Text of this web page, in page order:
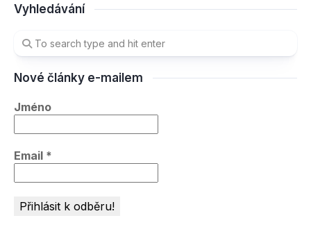
Vyhledávání
Nové články e-mailem
Jméno
Email *